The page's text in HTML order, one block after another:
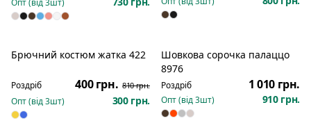
Опт (від3шт)
Брючний костюм жатка 422
Роздріб 400 грн. 810 грн.
Опт (від3шт) 300 грн.
Новинка
Шовкова сорочка палаццо
8976
Роздріб 1 010 грн.
Опт (від3шт) 910 грн.